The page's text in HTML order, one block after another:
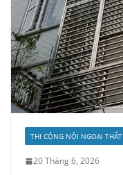
THI CÔNG NỘI NGOẠI THẤT
20 Tháng 6, 2026